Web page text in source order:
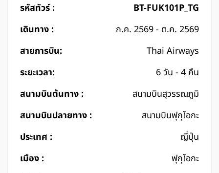
รหัสทัวร์ :
BT-FUK101P_TG
เดินทาง :
ก.ค. 2569 - ต.ค. 2569
สายการบิน:
Thai Airways
ระยะเวลา:
6 วัน - 4 คืน
สนามบินต้นทาง :
สนามบินสุวรรณภูมิ
สนามบินปลายทาง :
สนามบินฟุกุโอกะ
ประเทศ :
ญี่ปุ่น
เมือง :
ฟุกุโอกะ